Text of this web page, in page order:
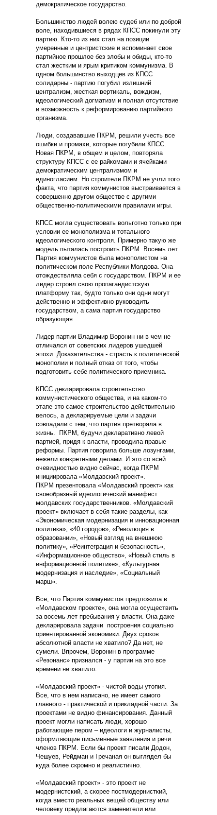
демократическое государство.
Большинство людей волею судеб или по доброй
воле, находившиеся в рядах КПСС покинули эту
партию. Кто-то из них стал на позиции
умеренные и центристские и вспоминает свое
партийное прошлое без злобы и обиды, кто-то
стал жестким и ярым критиком коммунизма. В
одном большинство выходцев из КПСС
солидарны - партию погубил излишний
централизм, жесткая вертикаль, вождизм,
идеологический догматизм и полная отсутствие
и возможность к реформированию партийного
организма.
Люди, создававшие ПКРМ, решили учесть все
ошибки и промахи, которые погубили КПСС.
Новая ПКРМ, в общем и целом, повторяла
структуру КПСС с ее райкомами и ячейками
демократическим централизмом и
единогласием. Но строители ПКРМ не учли того
факта, что партия коммунистов выстраивается в
совершенно другом обществе с другими
общественно-политическими правилами игры.
КПСС могла существовать вольготно только при
условии ее монополизма и тотального
идеологического контроля. Примерно такую же
модель пыталась построить ПКРМ. Восемь лет
Партия коммунистов была монополистом на
политическом поле Республики Молдова. Она
отождествляла себя с государством. ПКРМ и ее
лидер строил свою пропагандистскую
платформу так, будто только они одни могут
действенно и эффективно руководить
государством, а сама партия государство
образующая.
Лидер партии Владимир Воронин ни в чем не
отличался от советских лидеров ушедшей
эпохи. Доказательства - страсть к политической
монополии и полный отказ от того, чтобы
подготовить себе политического приемника.
КПСС декларировала строительство
коммунистического общества, и на каком-то
этапе это самое строительство действительно
велось, а декларируемые цели и задачи
совпадали с тем, что партия претворяла в
жизнь. ПКРМ, будучи декларативно левой
партией, придя к власти, проводила правые
реформы. Партия говорила больше лозунгами,
нежели конкретными делами. И это со всей
очевидностью видно сейчас, когда ПКРМ
инициировала «Молдавский проект».
ПКРМ презентовала «Молдавский проект» как
своеобразный идеологический манифест
молдавских государственников. «Молдавский
проект» включает в себя такие разделы, как
«Экономическая модернизация и инновационная
политика», «40 городов», «Революция в
образовании», «Новый взгляд на внешнюю
политику», «Реинтеграция и безопасность»,
«Информационное общество», «Новый стиль в
информационной политике», «Культурная
модернизация и наследие», «Социальный
марш».
Все, что Партия коммунистов предложила в
«Молдавском проекте», она могла осуществить
за восемь лет пребывания у власти. Она даже
декларировала задачи построения социально
ориентированной экономики. Двух сроков
абсолютной власти не хватило? Да нет, не
сумели. Впрочем, Воронин в программе
«Резонанс» признался - у партии на это все
времени не хватило.
«Молдавский проект» - чистой воды утопия.
Все, что в нем написано, не имеет самого
главного - практической и прикладной части. За
проектами не видно финансирования. Данный
проект могли написать люди, хорошо
работающие пером – идеологи и журналисты,
оформляющие письменные заявления и речи
членов ПКРМ. Если бы проект писали Додон,
Чешуев, Рейдман и Гречаная он выглядел бы
куда более скромно и реалистично.
«Молдавский проект» - это проект не
модернистский, а скорее постмодернисткий,
когда вместо реальных вещей обществу или
человеку предлагаются заменители или